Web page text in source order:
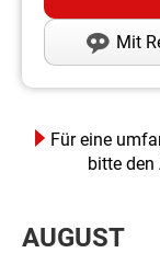
Mit
Für eine
bitte den
AUGUST